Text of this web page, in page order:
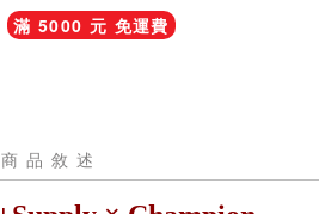
滿 5000 元 免運費
商品敘述